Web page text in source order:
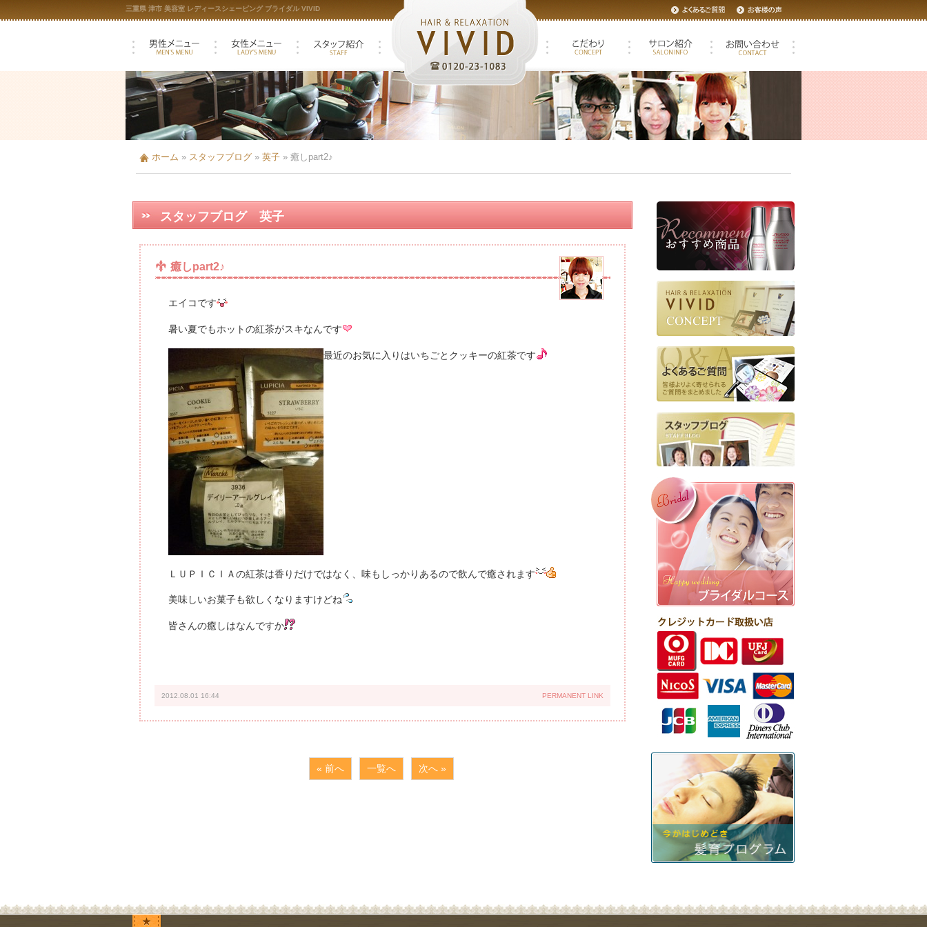
三重県 津市 美容室 レディースシェービング ブライダル VIVID
ホーム » スタッフブログ » 英子 » 癒しpart2♪
スタッフブログ 英子
癒しpart2♪
エイコです
暑い夏でもホットの紅茶がスキなんです
最近のお気に入りはいちごとクッキーの紅茶です
ＬＵＰＩＣＩＡの紅茶は香りだけではなく、味もしっかりあるので飲んで癒されます
美味しいお菓子も欲しくなりますけどね
皆さんの癒しはなんですか
2012.08.01 16:44 PERMANENT LINK
« 前へ 一覧へ 次へ »